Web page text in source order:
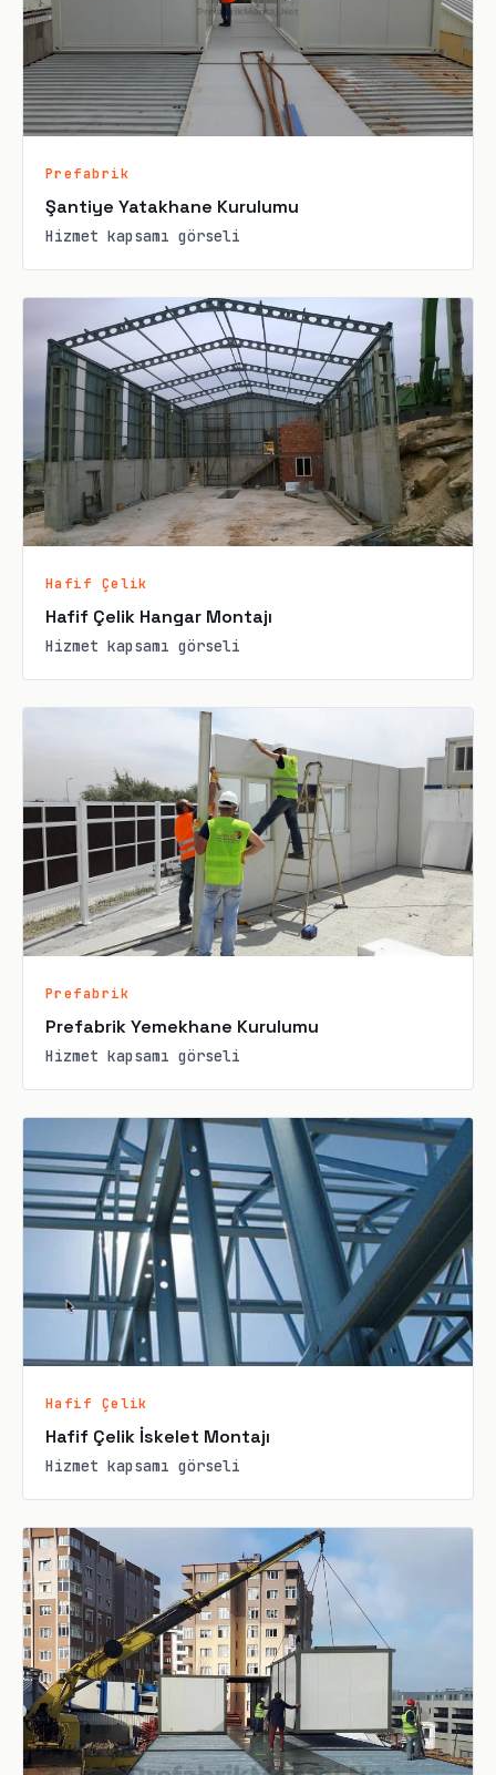
Prefabrik
Şantiye Yatakhane Kurulumu
Hizmet kapsamı görseli
Hafif Çelik
Hafif Çelik Hangar Montajı
Hizmet kapsamı görseli
Prefabrik
Prefabrik Yemekhane Kurulumu
Hizmet kapsamı görseli
Hafif Çelik
Hafif Çelik İskelet Montajı
Hizmet kapsamı görseli